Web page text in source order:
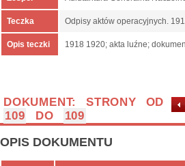
Teczka Odpisy aktów operacyjnych.
Opis teczki 1918 1920; akta luźne;
DOKUMENT: STRONY OD
109
DO 109
OPIS DOKUMENTU